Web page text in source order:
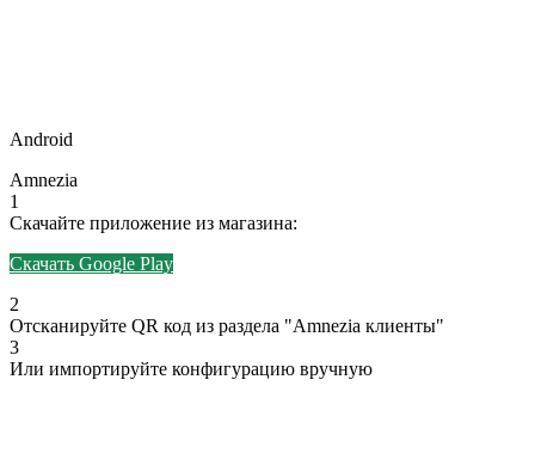
Android
Amnezia
1
Скачайте приложение из магазина:
Скачать Google Play
2
Отсканируйте QR код из раздела "Amnezia клиенты"
3
Или импортируйте конфигурацию вручную